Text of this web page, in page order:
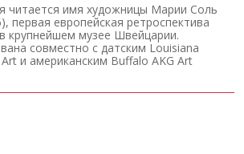
читается имя художницы Марии Соль
первая европейская ретроспектива
крупнейшем музее Швейцарии.
совместно с датским Louisiana
и американским Buffalo AKG Art